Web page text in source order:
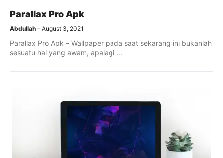
Parallax Pro Apk
Abdullah August 3, 2021
Parallax Pro Apk – Wallpaper pada saat sekarang ini bukanlah
sesuatu hal yang awam, apalagi ...